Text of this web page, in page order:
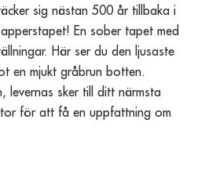
sig nästan 500 år tillbaka i
En sober tapet med
Här ser du den ljusaste
en mjukt gråbrun botten.
levernas sker till ditt närmsta
för att få en uppfattning om